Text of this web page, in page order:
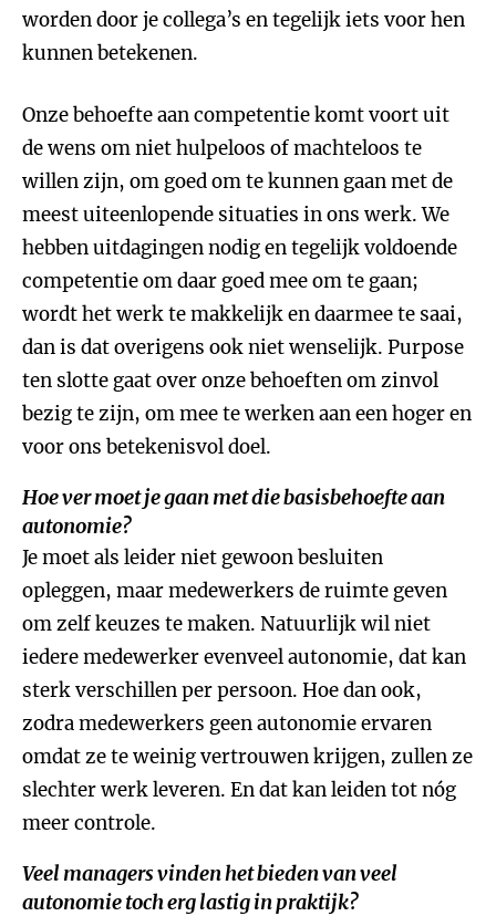
worden door je collega’s en tegelijk iets voor hen
kunnen betekenen.
Onze behoefte aan competentie komt voort uit
de wens om niet hulpeloos of machteloos te
willen zijn, om goed om te kunnen gaan met de
meest uiteenlopende situaties in ons werk. We
hebben uitdagingen nodig en tegelijk voldoende
competentie om daar goed mee om te gaan;
wordt het werk te makkelijk en daarmee te saai,
dan is dat overigens ook niet wenselijk. Purpose
ten slotte gaat over onze behoeften om zinvol
bezig te zijn, om mee te werken aan een hoger en
voor ons betekenisvol doel.
Hoe ver moet je gaan met die basisbehoefte aan
autonomie?
Je moet als leider niet gewoon besluiten
opleggen, maar medewerkers de ruimte geven
om zelf keuzes te maken. Natuurlijk wil niet
iedere medewerker evenveel autonomie, dat kan
sterk verschillen per persoon. Hoe dan ook,
zodra medewerkers geen autonomie ervaren
omdat ze te weinig vertrouwen krijgen, zullen ze
slechter werk leveren. En dat kan leiden tot nóg
meer controle.
Veel managers vinden het bieden van veel
autonomie toch erg lastig in praktijk?